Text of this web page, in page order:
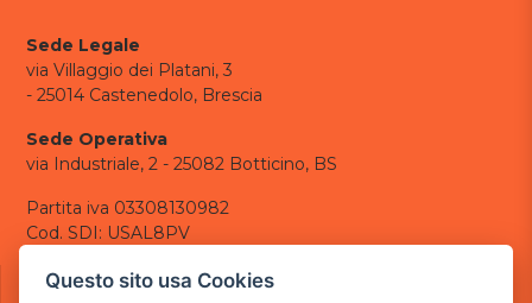
Sede Legale
via Villaggio dei Platani, 3
- 25014 Castenedolo, Brescia
Sede Operativa
via Industriale, 2 - 25082 Botticino, BS
Partita iva 03308130982
Cod. SDI: USAL8PV
CONTATTI
Questo sito usa Cookies